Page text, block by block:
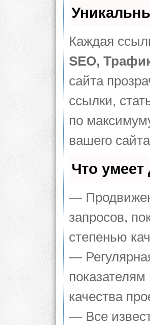
Каждая
SEO,
сайта
ссылки,
по
вашего
Что умеет
—
запросов,
степенью
—
качества
— Все